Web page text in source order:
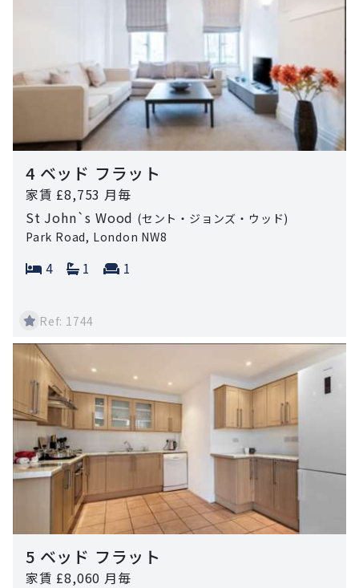
4 ベッド フラット
家賃 £8,753 月毎
St John`s Wood (セント・ジョンズ・ウッド)
Park Road, London NW8
Bedrooms:
4 Bathrooms:
1 Reception rooms:
1
Ref: 1744
5 ベッド フラット
家賃 £8,060 月毎